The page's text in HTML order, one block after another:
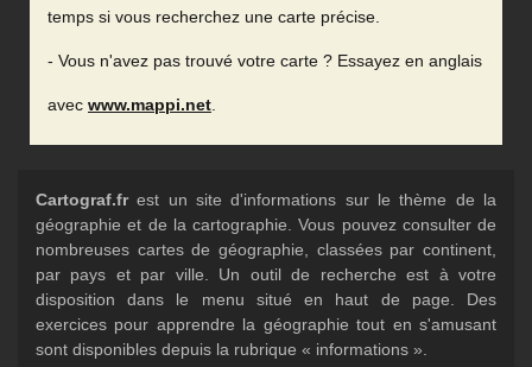
temps si vous recherchez une carte précise.
- Vous n'avez pas trouvé votre carte ? Essayez en anglais
avec www.mappi.net
Cartograf.frest un site d'informations sur le thème de la
géographie et de la cartographie. Vous pouvez consulter de
nombreuses cartes de géographie, classées par continent,
par pays et par ville. Un outil de recherche est à votre
disposition dans le menu situé en haut de page. Des
exercices pour apprendre la géographie tout en s'amusant
sont disponibles depuis la rubrique « informations ».